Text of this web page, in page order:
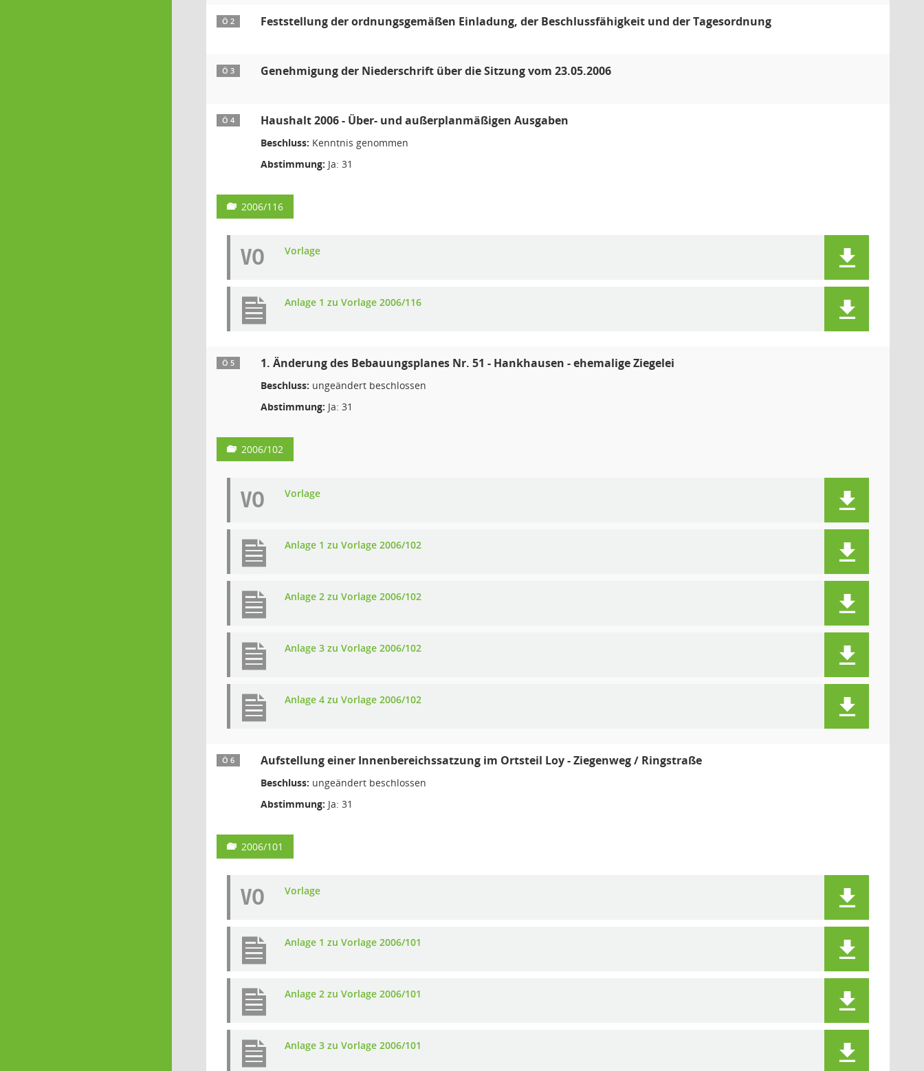
Ö 2 Feststellung der ordnungsgemäßen Einladung, der Beschlussfähigkeit und der Tagesordnung
Ö 3 Genehmigung der Niederschrift über die Sitzung vom 23.05.2006
Ö 4 Haushalt 2006 - Über- und außerplanmäßigen Ausgaben
Beschluss: Kenntnis genommen
Abstimmung: Ja: 31
2006/116
VO Vorlage
Anlage 1 zu Vorlage 2006/116
Ö 5 1. Änderung des Bebauungsplanes Nr. 51 - Hankhausen - ehemalige Ziegelei
Beschluss: ungeändert beschlossen
Abstimmung: Ja: 31
2006/102
VO Vorlage
Anlage 1 zu Vorlage 2006/102
Anlage 2 zu Vorlage 2006/102
Anlage 3 zu Vorlage 2006/102
Anlage 4 zu Vorlage 2006/102
Ö 6 Aufstellung einer Innenbereichssatzung im Ortsteil Loy - Ziegenweg / Ringstraße
Beschluss: ungeändert beschlossen
Abstimmung: Ja: 31
2006/101
VO Vorlage
Anlage 1 zu Vorlage 2006/101
Anlage 2 zu Vorlage 2006/101
Anlage 3 zu Vorlage 2006/101